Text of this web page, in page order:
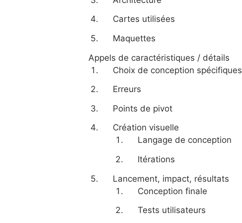
Cartes utilisées
Maquettes
Appels de caractéristiques / détails
Choix de conception spécifiques
Erreurs
Points de pivot
Création visuelle
Langage de conception
Itérations
Lancement, impact, résultats
Conception finale
Tests utilisateurs